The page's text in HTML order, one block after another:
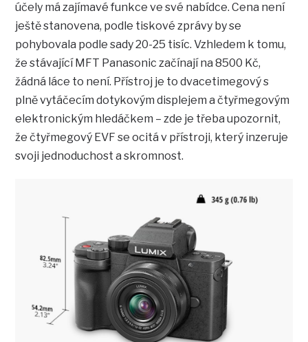
účely má zajímavé funkce ve své nabídce. Cena není
ještě stanovena, podle tiskové zprávy by se
pohybovala podle sady 20-25 tisíc. Vzhledem k tomu,
že stávající MFT Panasonic začínají na 8500 Kč,
žádná láce to není. Přístroj je to dvacetimegový s
plně vytáčecím dotykovým displejem a čtyřmegovým
elektronickým hledáčkem – zde je třeba upozornit,
že čtyřmegový EVF se ocitá v přístroji, který inzeruje
svoji jednoduchost a skromnost.